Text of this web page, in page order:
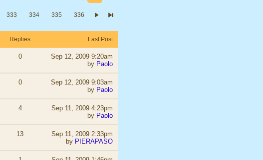
333 334 335 336
Replies Last Post
0
Sep 12, 2009 9:20am
by Paolo
0
Sep 12, 2009 9:03am
by Paolo
4
Sep 11, 2009 4:23pm
by Paolo
13
Sep 11, 2009 2:33pm
by PIERAPASO